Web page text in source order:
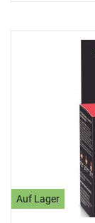
Auf Lager